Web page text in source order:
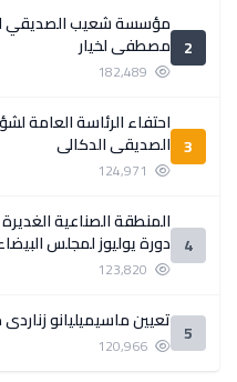
2
مؤسسة شعيب الصديقي
مصطفى لخيار
3
احتفاء الرئاسة العامة
الصديقي الدكالي
4
المنطقة الصناعية
دورة يوليوز لمجلس
5 تعيين ماسيميليانو